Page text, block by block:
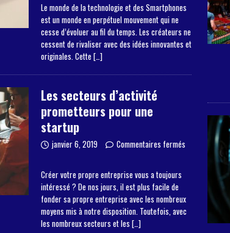
Le monde de la technologie et des Smartphones
est un monde en perpétuel mouvement qui ne
cesse d’évoluer au fil du temps. Les créateurs ne
cessent de rivaliser avec des idées innovantes et
originales. Cette […]
Les secteurs d’activité
prometteurs pour une
startup
janvier 6, 2019 Commentaires fermés
Créer votre propre entreprise vous a toujours
intéressé ? De nos jours, il est plus facile de
fonder sa propre entreprise avec les nombreux
moyens mis à notre disposition. Toutefois, avec
les nombreux secteurs et les […]